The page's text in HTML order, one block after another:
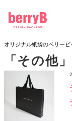
オリジナル紙袋のベリービ
「その他